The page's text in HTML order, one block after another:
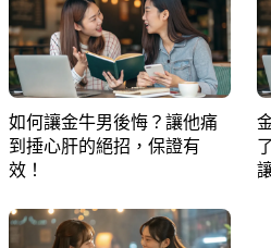
如何讓金牛男後悔？讓他痛
到捶心肝的絕招，保證有
效！